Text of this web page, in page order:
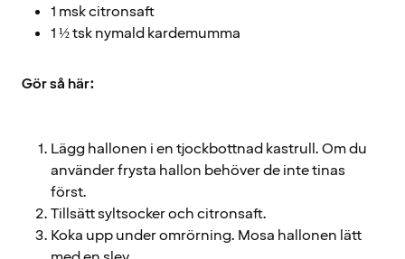
1 msk citronsaft
1 ½ tsk nymald kardemumma
Gör så här:
Lägg hallonen i en tjockbottnad kastrull. Om du
använder frysta hallon behöver de inte tinas
först.
Tillsätt syltsocker och citronsaft.
Koka upp under omrörning. Mosa hallonen lätt